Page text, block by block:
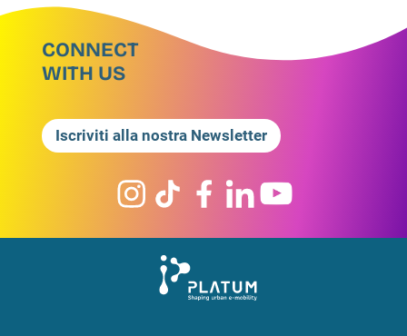
CONNECT
WITH US
Iscriviti alla nostra Newsletter